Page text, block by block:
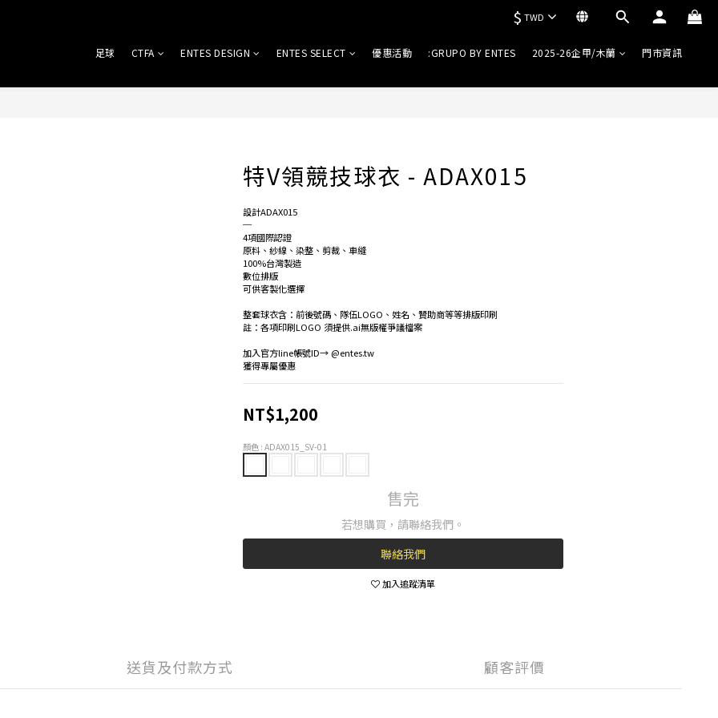
$ TWD
足球 CTFA ENTES DESIGN ENTES SELECT 優惠活動 :GRUPO BY ENTES 2025-26企甲/木蘭 門市資訊
特V領競技球衣 - ADAX015
設計ADAX015
─
4項國際認證
原料、紗線、染整、剪裁、車縫
100%台灣製造
數位排版
可供客製化選擇
整套球衣含：前後號碼、隊伍LOGO、姓名、贊助商等等排版印刷
註：各項印刷LOGO 須提供.ai無版權爭議檔案
加入官方line帳號ID→ @entes.tw
獲得專屬優惠
NT$1,200
顏色 : ADAX015_SV-01
售完
若想購買，請聯絡我們。
聯絡我們
加入追蹤清單
送貨及付款方式 顧客評價